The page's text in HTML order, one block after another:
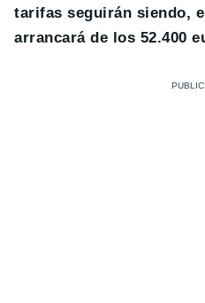
tarifas seguirán siendo,
arrancará de los 52.400